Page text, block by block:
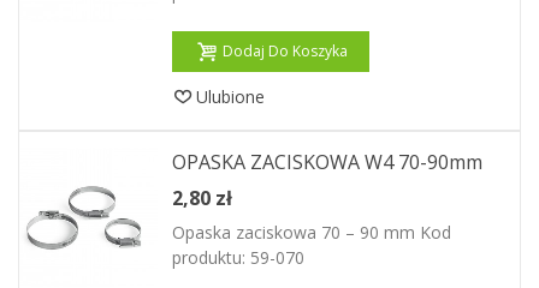
Dodaj Do Koszyka
Ulubione
OPASKA ZACISKOWA W4 70-90mm
2,80 zł
Opaska zaciskowa 70 – 90 mm Kod
produktu: 59-070